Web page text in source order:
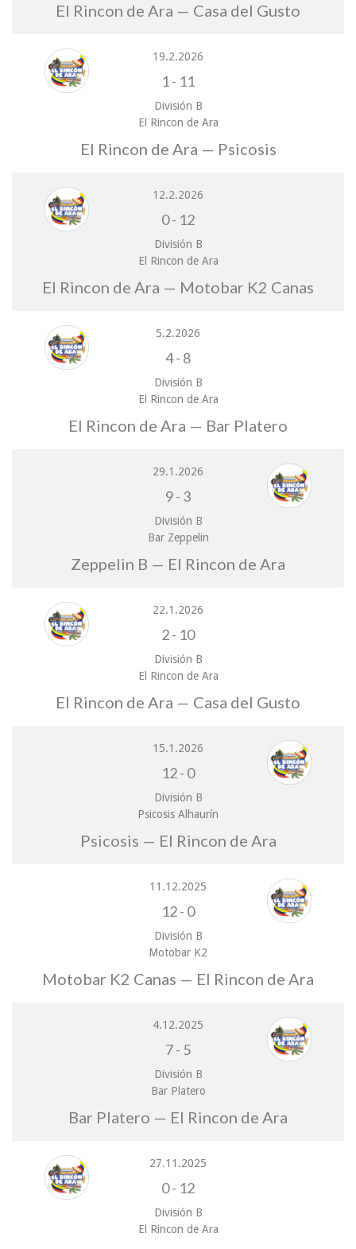
El Rincon de Ara — Casa del Gusto
19.2.2026
1- 11
División B
El Rincon de Ara
El Rincon de Ara — Psicosis
12.2.2026
0- 12
División B
El Rincon de Ara
El Rincon de Ara — Motobar K2 Canas
5.2.2026
4- 8
División B
El Rincon de Ara
El Rincon de Ara — Bar Platero
29.1.2026
9- 3
División B
Bar Zeppelin
Zeppelin B — El Rincon de Ara
22.1.2026
2- 10
División B
El Rincon de Ara
El Rincon de Ara — Casa del Gusto
15.1.2026
12- 0
División B
Psicosis Alhaurín
Psicosis — El Rincon de Ara
11.12.2025
12- 0
División B
Motobar K2
Motobar K2 Canas — El Rincon de Ara
4.12.2025
7- 5
División B
Bar Platero
Bar Platero — El Rincon de Ara
27.11.2025
0- 12
División B
El Rincon de Ara